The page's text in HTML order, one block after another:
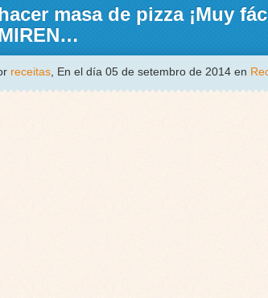
masa de pizza ¡Muy
receitas , En el día 05 de setembro de 2014 en